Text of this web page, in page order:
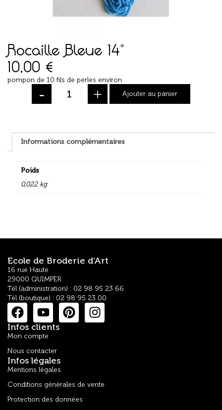
Rocaille Bleue 14°
10,00 €
pompon de 10 fils de perles environ
- + Ajouter au panier
Informations complémentaires
Poids
0,022 kg
Ecole de Broderie d'Art
16 rue Haute
29000 QUIMPER
Tél (administration) : 02 98 95 23 66
Tél (boutique) : 02 98 95 23 00
Infos clients
Mon compte
Nous contacter
Infos légales
Mentions légales
Conditions générales de vente
Protection des données